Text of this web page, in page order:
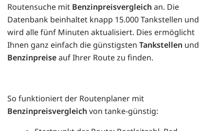
Routensuche mit Benzinpreisvergleich an. Die
Datenbank beinhaltet knapp 15.000 Tankstellen und
wird alle fünf Minuten aktualisiert. Dies ermöglicht
Ihnen ganz einfach die günstigsten Tankstellen und
Benzinpreiseauf Ihrer Route zu finden.
So funktioniert der Routenplaner mit
Benzinpreisvergleich von tanke-günstig: